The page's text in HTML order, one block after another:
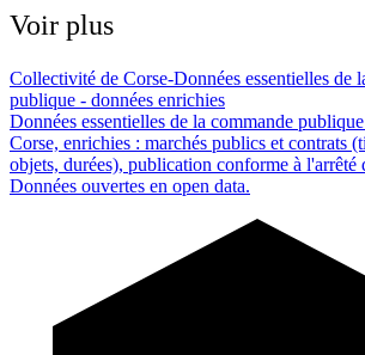
Voir plus
Collectivité de Corse-Données essentielles de
publique - données enrichies
Données essentielles de la commande
Corse, enrichies : marchés publics et contrats
objets, durées), publication conforme à l'arrêté
Données ouvertes en open data.